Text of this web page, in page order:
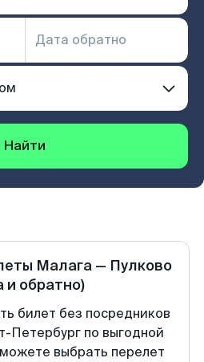
Найти
Малага— Пулково
и обратно)
билет без посредников
Петербург по выгодной
выбрать перелет